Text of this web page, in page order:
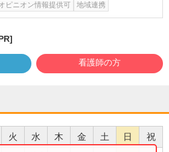
ピニオン情報提供可
地域連携
看護師の方
火 水 木 金 土 日 祝